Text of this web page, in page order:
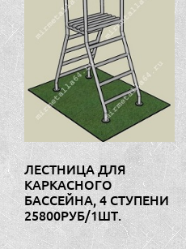
ЛЕСТНИЦА ДЛЯ
КАРКАСНОГО
БАССЕЙНА, 4 СТУПЕНИ
25800РУБ/1ШТ.